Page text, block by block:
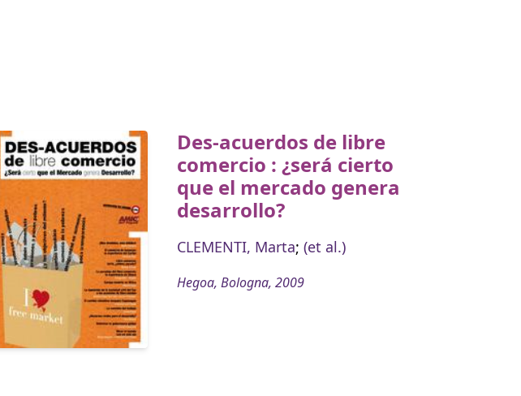
Des-acuerdos de libre
comercio : ¿será cierto
que el mercado genera
desarrollo?
CLEMENTI, Marta; (et al.)
Hegoa, Bologna, 2009